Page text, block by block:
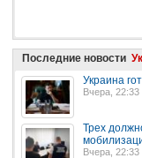
Последние новости
Украина
Вчера, 22:33
Трех
Вчера, 22:33